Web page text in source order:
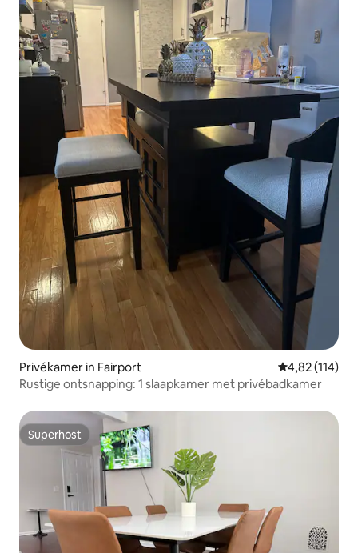
Privékamer in Fairport Gemiddelde
4,82 (114)
Rustige ontsnapping: 1 slaapkamer met privébadkamer
Superhost
Superhost